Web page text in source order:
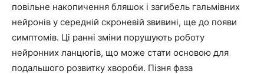
повільне накопичення бляшок і загибель гальмівних
нейронів у середній скроневій звивині, ще до появи
симптомів. Ці ранні зміни порушують роботу
нейронних ланцюгів, що може стати основою для
подальшого розвитку хвороби. Пізня фаза